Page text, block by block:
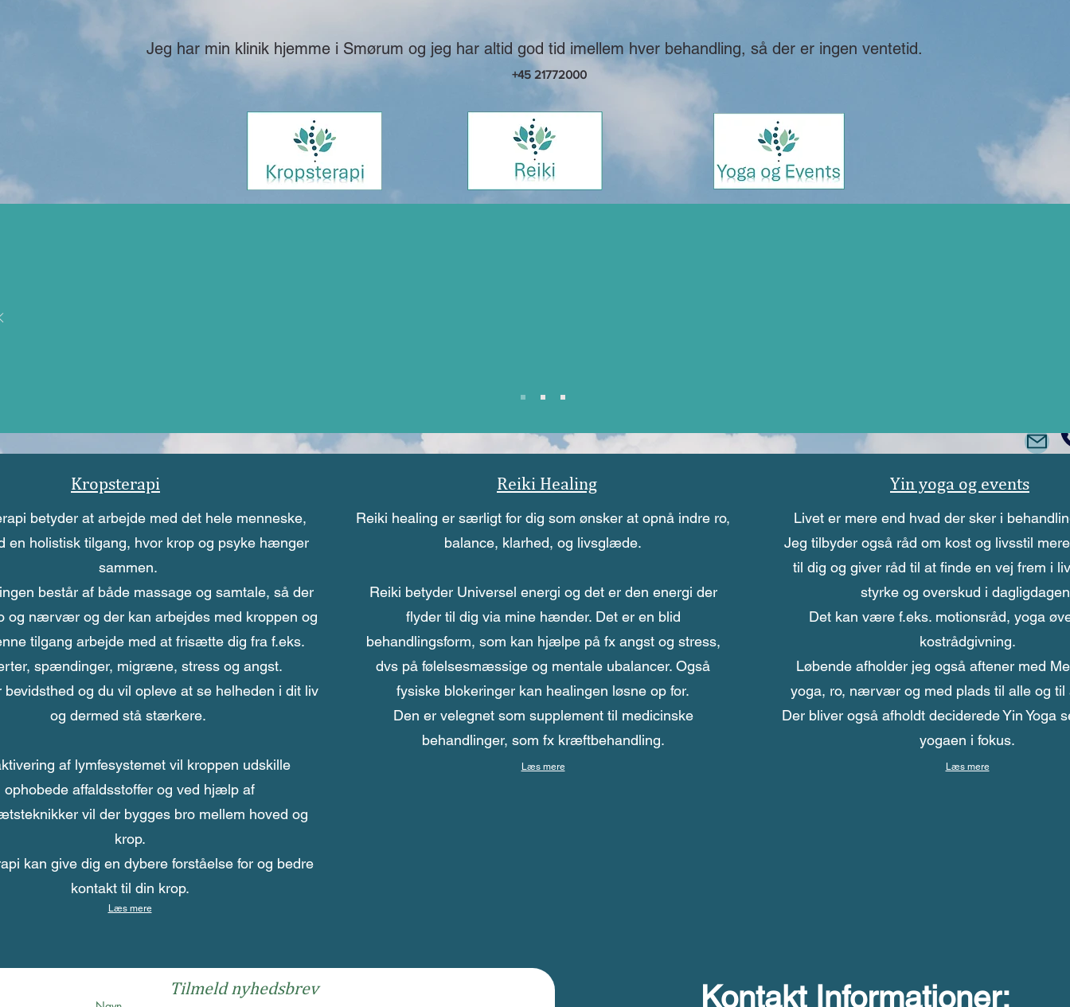
Jeg har min klinik hjemme i Smørum og jeg har altid god tid imellem hver behandling, så der er ingen ventetid.
+45 21772000
Kropsterapi
betyder at arbejde med det hele menneske,
en holistisk tilgang, hvor krop og psyke hænger
sammen.
består af både massage og samtale, så der
og nærvær og der kan arbejdes med kroppen og
tilgang arbejde med at frisætte dig fra f.eks.
spændinger, migræne, stress og angst.
bevidsthed og du vil opleve at se helheden i dit liv
og dermed stå stærkere.
af lymfesystemet vil kroppen udskille
ophobede affaldsstoffer og ved hjælp af
vil der bygges bro mellem hoved og
krop.
kan give dig en dybere forståelse for og bedre
kontakt til din krop.
Læs mere
Reiki Healing
Reiki healing er særligt for dig som ønsker at opnå indre ro,
balance, klarhed, og livsglæde.
Reiki betyder Universel energi og det er den energi der
flyder til dig via mine hænder. Det er en blid
behandlingsform, som kan hjælpe på fx angst og stress,
dvs på følelsesmæssige og mentale ubalancer. Også
fysiske blokeringer kan healingen løsne op for.
Den er velegnet som supplement til medicinske
behandlinger, som fx kræftbehandling.
Læs mere
Yin yoga og events
Livet er mere end hvad der sker i
Jeg tilbyder også råd om kost og livsstil
til dig og giver råd til at finde en vej frem i
styrke og overskud i
Det kan være f.eks. motionsråd, yoga
kostrådgivning.
Løbende afholder jeg også aftener med
yoga, ro, nærvær og med plads til alle og til
Der bliver også afholdt deciderede Yin Yoga
yogaen i fokus.
Læs mere
Kontakt Informationer:
Tilmeld nyhedsbrev